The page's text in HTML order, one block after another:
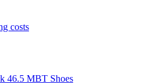
costs